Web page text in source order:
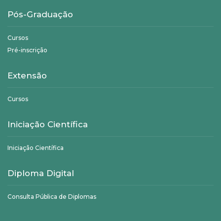
Pós-Graduação
Cursos
Pré-inscrição
Extensão
Cursos
Iniciação Científica
Iniciação Científica
Diploma Digital
Consulta Pública de Diplomas